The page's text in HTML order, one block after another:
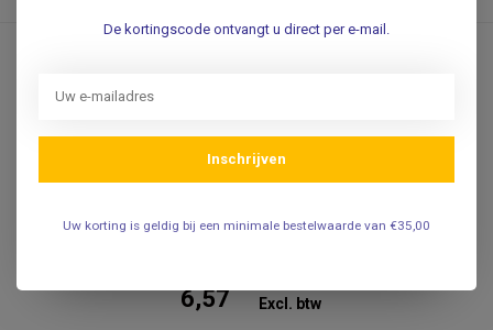
ontwerp biedt deze reflexhamer
effec...
6,57 Excl. btw
De kortingscode ontvangt u direct per e-mail.
Inschrijven
Uw korting is geldig bij een minimale bestelwaarde van €35,00